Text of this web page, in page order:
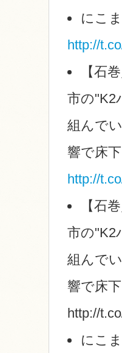
にこ
http://
【石
市の"K2
組んで
響で床
http://
【石
市の"K2
組んで
響で床
http://
にこ